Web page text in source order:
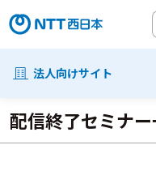
法人向けサイト
配信終了セミナー